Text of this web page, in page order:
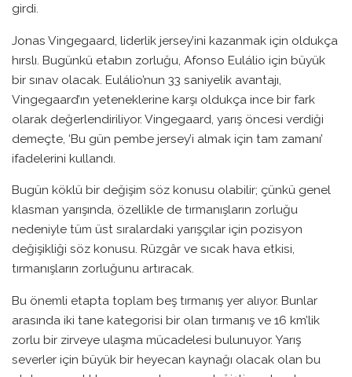
girdi.
Jonas Vingegaard, liderlik jersey’ini kazanmak için oldukça
hırslı. Bugünkü etabın zorluğu, Afonso Eulálio için büyük
bir sınav olacak. Eulálio’nun 33 saniyelik avantajı,
Vingegaard’ın yeteneklerine karşı oldukça ince bir fark
olarak değerlendiriliyor. Vingegaard, yarış öncesi verdiği
demeçte, ‘Bu gün pembe jersey’i almak için tam zamanı’
ifadelerini kullandı.
Bugün köklü bir değişim söz konusu olabilir; çünkü genel
klasman yarışında, özellikle de tırmanışların zorluğu
nedeniyle tüm üst sıralardaki yarışçılar için pozisyon
değişikliği söz konusu. Rüzgâr ve sıcak hava etkisi,
tırmanışların zorluğunu artıracak.
Bu önemli etapta toplam beş tırmanış yer alıyor. Bunlar
arasında iki tane kategorisi bir olan tırmanış ve 16 km’lik
zorlu bir zirveye ulaşma mücadelesi bulunuyor. Yarış
severler için büyük bir heyecan kaynağı olacak olan bu